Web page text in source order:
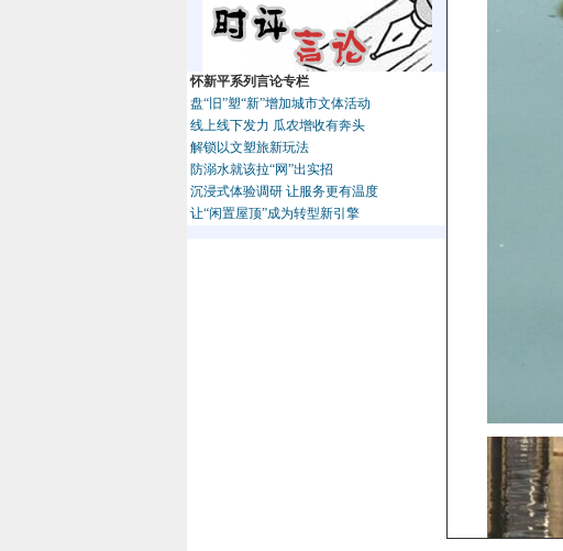
怀新平系列言论专栏
盘“旧”塑“新”增加城市文体活动
线上线下发力 瓜农增收有奔头
解锁以文塑旅新玩法
防溺水就该拉“网”出实招
沉浸式体验调研 让服务更有温度
让“闲置屋顶”成为转型新引擎